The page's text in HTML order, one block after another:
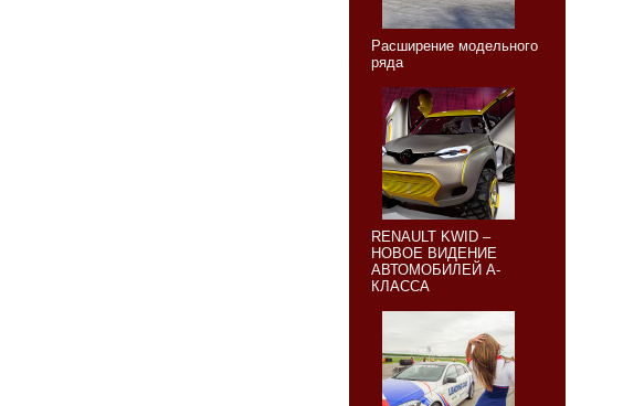
Расширение модельного
ряда
RENAULT KWID –
НОВОЕ ВИДЕНИЕ
АВТОМОБИЛЕЙ А-
КЛАССА